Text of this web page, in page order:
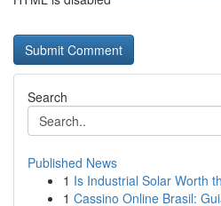
Search
Published News
1 Is Industrial Solar Worth
1 Cassino Online Brasil: